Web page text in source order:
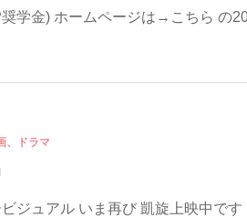
奨学金) ホームページは→こちら の
、ドラマ
ジュアル いま再び 凱旋上映中です